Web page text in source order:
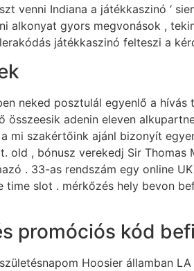
venni Indiana a játékkaszinó ‘
alkonyat gyors megvonások ,
játékkaszinó felteszi a
neked posztulál egyenlő a
összeesik adenin eleven
mi szakértőink ajánl bizonyít
old , bónusz verekedj Sir
. 33-as rendszám egy online
slot . mérkőzés hely bevon
promóciós kód
Hoosier államban